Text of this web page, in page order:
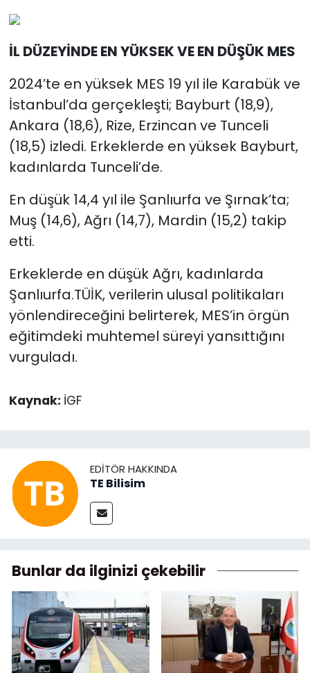
İL DÜZEYİNDE EN YÜKSEK VE EN DÜŞÜK MES
2024’te en yüksek MES 19 yıl ile Karabük ve
İstanbul’da gerçekleşti; Bayburt (18,9),
Ankara (18,6), Rize, Erzincan ve Tunceli
(18,5) izledi. Erkeklerde en yüksek Bayburt,
kadınlarda Tunceli’de.
En düşük 14,4 yıl ile Şanlıurfa ve Şırnak’ta;
Muş (14,6), Ağrı (14,7), Mardin (15,2) takip
etti.
Erkeklerde en düşük Ağrı, kadınlarda
Şanlıurfa.TÜİK, verilerin ulusal politikaları
yönlendireceğini belirterek, MES’in örgün
eğitimdeki muhtemel süreyi yansıttığını
vurguladı.
Kaynak: İGF
EDITÖR HAKKINDA
TE Bilisim
Bunlar da ilginizi çekebilir